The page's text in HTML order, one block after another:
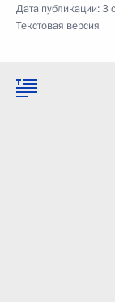
Дата публикации:3
Текстовая версия